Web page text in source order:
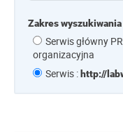
Zakres wyszukiwania
Serwis główny
organizacyjna
Serwis : http://